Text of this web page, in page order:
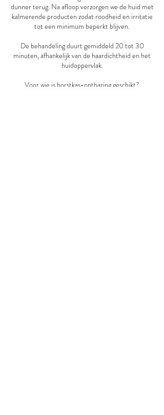
dunner terug. Na afloop verzorgen we de huid met
kalmerende producten zodat roodheid en irritatie
tot een minimum beperkt blijven.
De behandeling duurt gemiddeld 20 tot 30
minuten, afhankelijk van de haardichtheid en het
huidoppervlak.
Voor wie is borstkas-ontharing geschikt?